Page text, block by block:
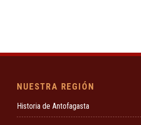
NUESTRA REGIÓN
Historia de Antofagasta